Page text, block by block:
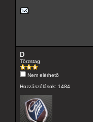
D
Törzstag
Nem elérhető
Hozzászólások: 1484